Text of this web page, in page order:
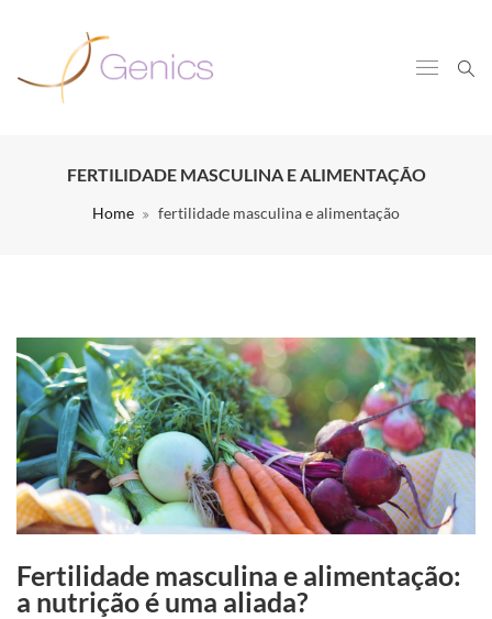
FERTILIDADE MASCULINA E ALIMENTAÇÃO
Home fertilidade masculina e alimentação
Fertilidade masculina e alimentação:
a nutrição é uma aliada?